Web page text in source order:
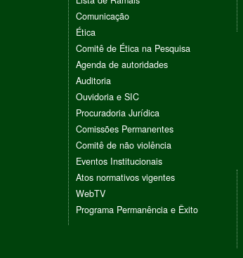
Comunicação
Ética
Comitê de Ética na Pesquisa
Agenda de autoridades
Auditoria
Ouvidoria e SIC
Procuradoria Jurídica
Comissões Permanentes
Comitê de não violência
Eventos Institucionais
Atos normativos vigentes
WebTV
Programa Permanência e Êxito